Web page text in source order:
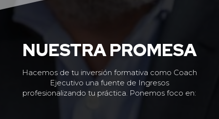
NUESTRA PROMESA
Hacemos de tu inversión formativa como Coach
Ejecutivo una fuente de Ingresos
profesionalizando tu práctica. Ponemos foco en: